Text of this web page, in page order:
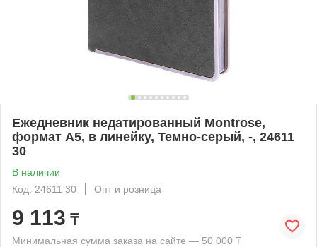
Ежедневник недатированный Montrose,
формат А5, в линейку, Темно-серый, -, 24611
30
В наличии
Код: 24611 30
Опт и розница
9 113 ₸
Минимальная сумма заказа на сайте — 50 000 ₸